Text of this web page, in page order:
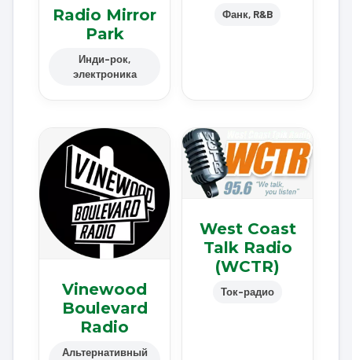
Radio Mirror
Park
Инди-рок,
электроника
Фанк, R&B
Vinewood
Boulevard
Radio
Альтернативный
West Coast
Talk Radio
(WCTR)
Ток-радио